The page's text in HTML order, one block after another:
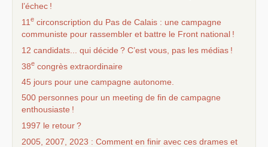
l’échec !
11 e circonscription du Pas de Calais : une campagne
communiste pour rassembler et battre le Front national !
12 candidats... qui décide ? C’est vous, pas les médias !
38e congrès extraordinaire
45 jours pour une campagne autonome.
500 personnes pour un meeting de fin de campagne
enthousiaste !
1997 le retour?
2005, 2007, 2023 : Comment en finir avec ces drames et